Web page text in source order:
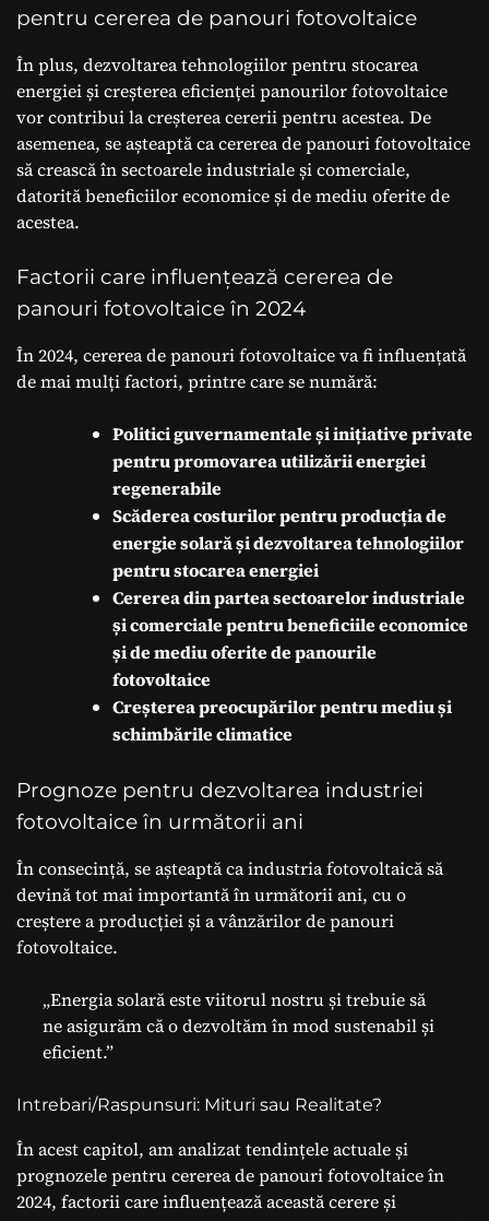
pentru cererea de panouri fotovoltaice
În plus, dezvoltarea tehnologiilor pentru stocarea
energiei și creșterea eficienței panourilor fotovoltaice
vor contribui la creșterea cererii pentru acestea. De
asemenea, se așteaptă ca cererea de panouri fotovoltaice
să crească în sectoarele industriale și comerciale,
datorită beneficiilor economice și de mediu oferite de
acestea.
Factorii care influențează cererea de
panouri fotovoltaice în 2024
În 2024, cererea de panouri fotovoltaice va fi influențată
de mai mulți factori, printre care se numără:
Politici guvernamentale și inițiative private
pentru promovarea utilizării energiei
regenerabile
Scăderea costurilor pentru producția de
energie solară și dezvoltarea tehnologiilor
pentru stocarea energiei
Cererea din partea sectoarelor industriale
și comerciale pentru beneficiile economice
și de mediu oferite de panourile
fotovoltaice
Creșterea preocupărilor pentru mediu și
schimbările climatice
Prognoze pentru dezvoltarea industriei
fotovoltaice în următorii ani
În consecință, se așteaptă ca industria fotovoltaică să
devină tot mai importantă în următorii ani, cu o
creștere a producției și a vânzărilor de panouri
fotovoltaice.
„Energia solară este viitorul nostru și trebuie să
ne asigurăm că o dezvoltăm în mod sustenabil și
eficient.”
Intrebari/Raspunsuri: Mituri sau Realitate?
În acest capitol, am analizat tendințele actuale și
prognozele pentru cererea de panouri fotovoltaice în
2024, factorii care influențează această cerere și